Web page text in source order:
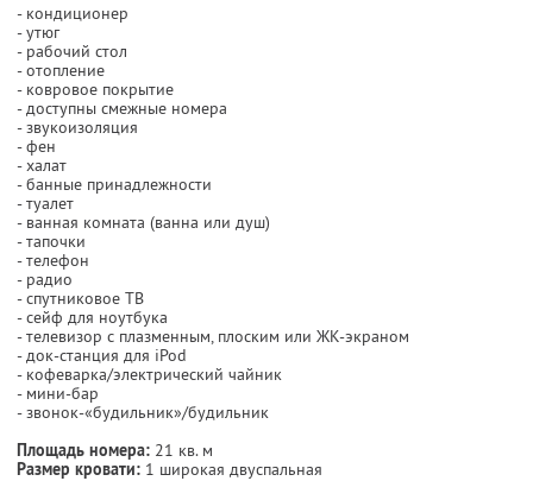
- кондиционер
- утюг
- рабочий стол
- отопление
- ковровое покрытие
- доступны смежные номера
- звукоизоляция
- фен
- халат
- банные принадлежности
- туалет
- ванная комната (ванна или душ)
- тапочки
- телефон
- радио
- спутниковое ТВ
- сейф для ноутбука
- телевизор с плазменным, плоским или ЖК-экраном
- док-станция для iPod
- кофеварка/электрический чайник
- мини-бар
- звонок-«будильник»/будильник
Площадь номера: 21 кв. м
Размер кровати: 1 широкая двуспальная